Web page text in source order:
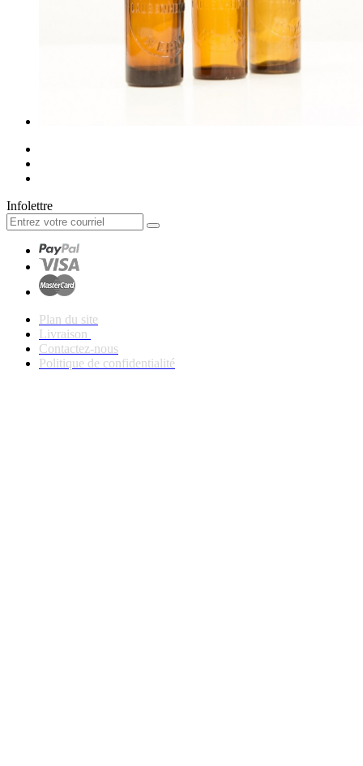
Infolettre
Plan du site
Livraison
Contactez-nous
Politique de confidentialité